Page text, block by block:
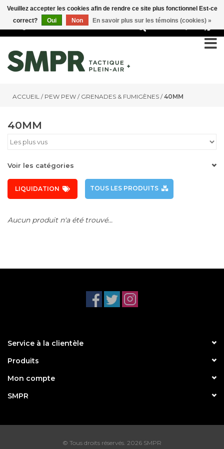
0
ACCUEIL / PEW PEW / GRENADES & FUMIGÈNES /40MM
40MM
Voir les catégories
LIQUIDATION TOUS LES PRODUITS
Aucun produit n'a été trouvé...
Service à la clientèle
Produits
Mon compte
SMPR
© Tous droits réservés. 2026 SMPR
Veuillez accepter les cookies afin de rendre ce site plus fonctionnel Est-ce
correct?
Oui Non En savoir plus sur les témoins (cookies) »